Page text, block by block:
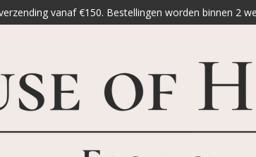
vanaf €150. Bestellingen worden binnen 2